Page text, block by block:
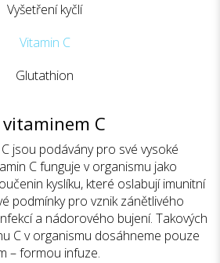
Vyšetření kyčlí
Vitamin C
Glutathion
C
jsou podávány pro své vysoké
C funguje v organismu jako
kyslíku, které oslabují imunitní
podmínky pro vznik zánětlivého
a nádorového bujení. Takových
C v organismu dosáhneme pouze
– formou infuze.